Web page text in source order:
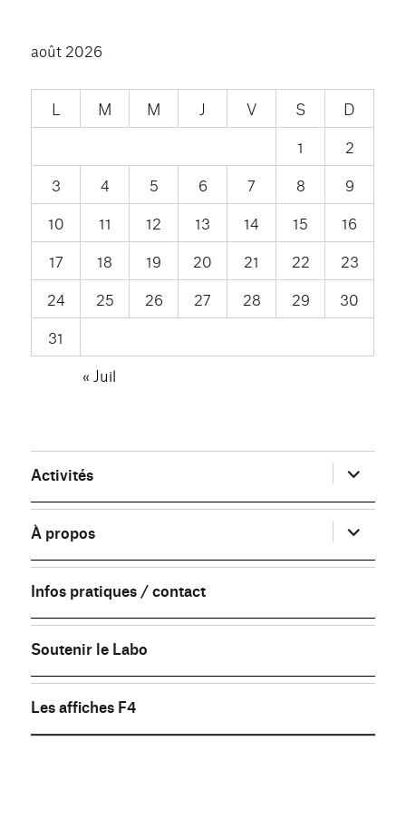
août 2026
L M M J V S
D
1
2
3
4 5 6 7 8
9
10
11 12 13 14 15
16
17
18 19 20 21 22
23
24
25 26 27 28 29
30
31
« Juil
Activités ouvrir
le
sous-
menu
À propos
ouvrir
le
sous-
menu
Infos pratiques / contact
Soutenir le Labo
Les affiches F4